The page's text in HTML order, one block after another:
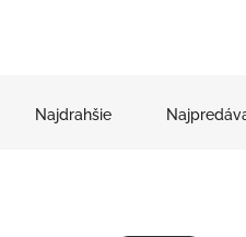
Najdrahšie